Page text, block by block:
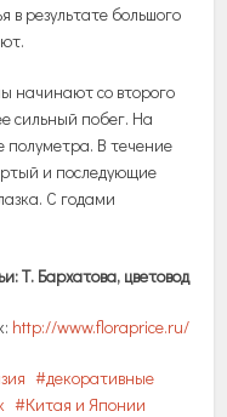
в результате большого
начинают со второго
сильный побег. На
полуметра. В течение
и последующие
С годами
Т. Бархатова, цветовод
http://www.floraprice.ru/
декоративные
Китая и Японии